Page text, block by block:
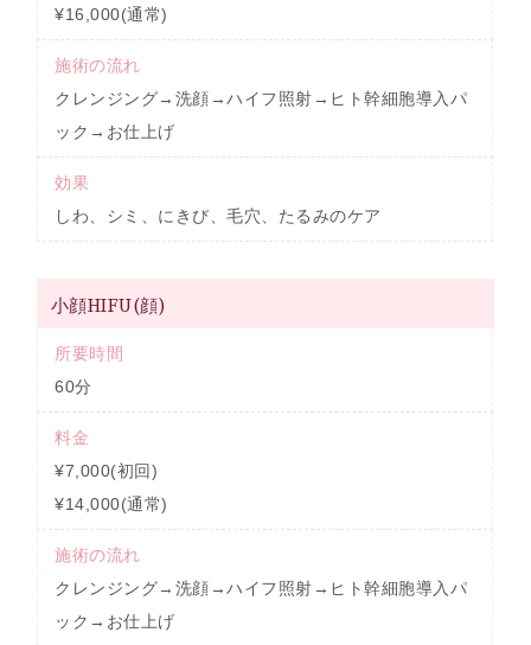
¥16,000(通常)
施術の流れ
クレンジング→洗顔→ハイフ照射→ヒト幹細胞導入パ
ック→お仕上げ
効果
しわ、シミ、にきび、毛穴、たるみのケア
小顔HIFU(顔)
所要時間
60分
料金
¥7,000(初回)
¥14,000(通常)
施術の流れ
クレンジング→洗顔→ハイフ照射→ヒト幹細胞導入パ
ック→お仕上げ